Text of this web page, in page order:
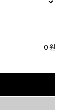
0 원